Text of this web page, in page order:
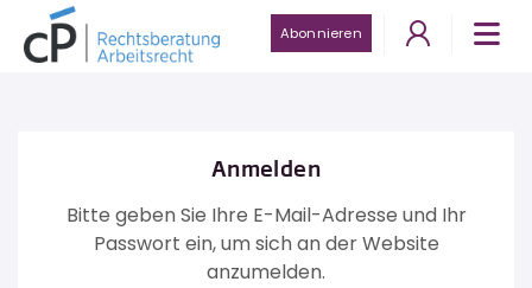
Abonnieren
Anmelden
Bitte geben Sie Ihre E-Mail-Adresse und Ihr
Passwort ein, um sich an der Website
anzumelden.